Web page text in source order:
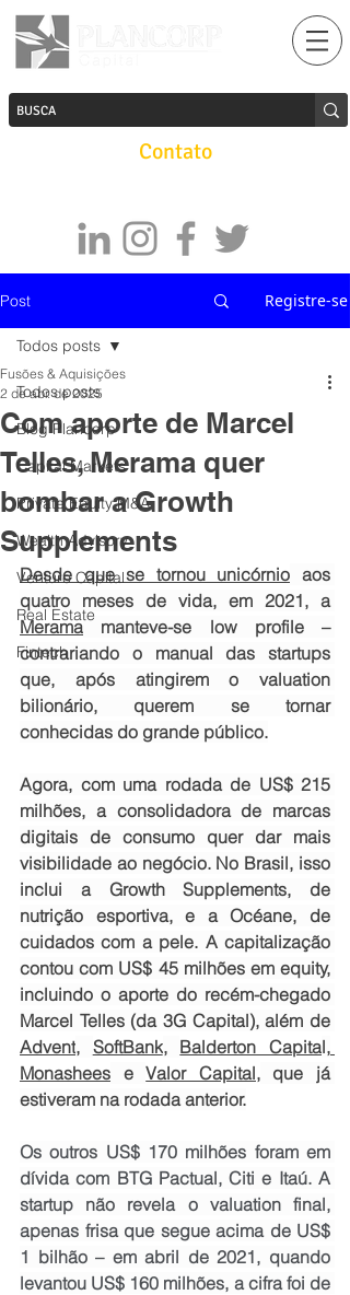
Contato
Post Registre-se
Todos posts
Blog Plancorp
Capital Markets
Private Equity M&A
Wealth Advisory
Venture Capital
Real Estate
Fintech
Todos posts
Com aporte de Marcel
Telles, Merama quer
bombar a Growth
Supplements
Fusões & Aquisições
2 de abr. de 2025
Desde que se tornou unicórnio aos
quatro meses de vida, em 2021, a
Merama manteve-se low profile –
contrariando o manual das startups
que, após atingirem o valuation
bilionário, querem se tornar
conhecidas do grande público.
Agora, com uma rodada de US$ 215
milhões, a consolidadora de marcas
digitais de consumo quer dar mais
visibilidade ao negócio. No Brasil, isso
inclui a Growth Supplements, de
nutrição esportiva, e a Océane, de
cuidados com a pele. A capitalização
contou com US$ 45 milhões em equity,
incluindo o aporte do recém-chegado
Advent, SoftBank, Balderton Capital,
Monashees e Valor Capital, que já
estiveram na rodada anterior.
Os outros US$ 170 milhões foram em
dívida com BTG Pactual, Citi e Itaú. A
startup não revela o valuation final,
apenas frisa que segue acima de US$
1 bilhão – em abril de 2021, quando
levantou US$ 160 milhões, a cifra foi de